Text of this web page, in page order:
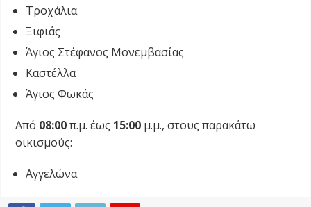
Τροχάλια
Ξιφιάς
Άγιος Στέφανος Μονεμβασίας
Καστέλλα
Άγιος Φωκάς
Από 08:00π.μ. έως 15:00 μ.μ., στους παρακάτω
οικισμούς:
Αγγελώνα